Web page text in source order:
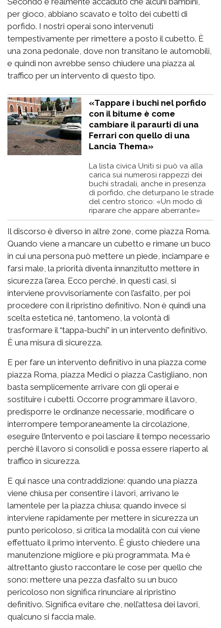
per gioco, abbiano scavato e tolto dei cubetti di
porfido. I nostri operai sono intervenuti
tempestivamente per rimettere a posto il cubetto. È
una zona pedonale, dove non transitano le automobili,
e quindi non avrebbe senso chiudere una piazza al
traffico per un intervento di questo tipo.
«Tappare i buchi nel porfido
con il bitume è come
cambiare il paraurti di una
Ferrari con quello di una
Lancia Thema»
La lista civica Uniti si può va alla
carica sui numerosi rappezzi dei
buchi stradali, anche in presenza
di porfido, che deturpano le strade
del centro storico: «Un modo di
riparare che appare aberrante»
Il discorso è diverso in altre zone, come piazza Roma.
Quando viene a mancare un cubetto e rimane un buco
in cui una persona può mettere un piede, inciampare e
farsi male, la priorità diventa innanzitutto mettere in
sicurezza l’area. Ecco perché, in questi casi, si
interviene provvisoriamente con l’asfalto, per poi
procedere con il ripristino definitivo. Non è quindi una
scelta estetica né, tantomeno, la volontà di
trasformare il “tappa-buchi” in un intervento definitivo.
È una misura di sicurezza.
E per fare un intervento definitivo in una piazza come
piazza Roma, piazza Medici o piazza Castigliano, non
basta semplicemente arrivare con gli operai e
sostituire i cubetti. Occorre programmare il lavoro,
predisporre le ordinanze necessarie, modificare o
interrompere temporaneamente la circolazione,
eseguire l’intervento e poi lasciare il tempo necessario
perché il lavoro si consolidi e possa essere riaperto al
traffico in sicurezza.
E qui nasce una contraddizione: quando una piazza
viene chiusa per consentire i lavori, arrivano le
lamentele per la piazza chiusa; quando invece si
interviene rapidamente per mettere in sicurezza un
punto pericoloso, si critica la modalità con cui viene
effettuato il primo intervento. È giusto chiedere una
manutenzione migliore e più programmata. Ma è
altrettanto giusto raccontare le cose per quello che
sono: mettere una pezza d’asfalto su un buco
pericoloso non significa rinunciare al ripristino
definitivo. Significa evitare che, nell’attesa dei lavori,
qualcuno si faccia male.